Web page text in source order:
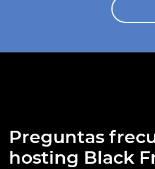
Preguntas
hosting Black